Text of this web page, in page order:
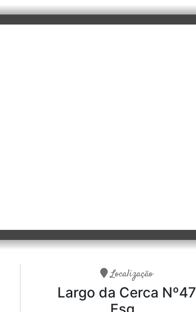
Localização
Largo da Cerca Nº47